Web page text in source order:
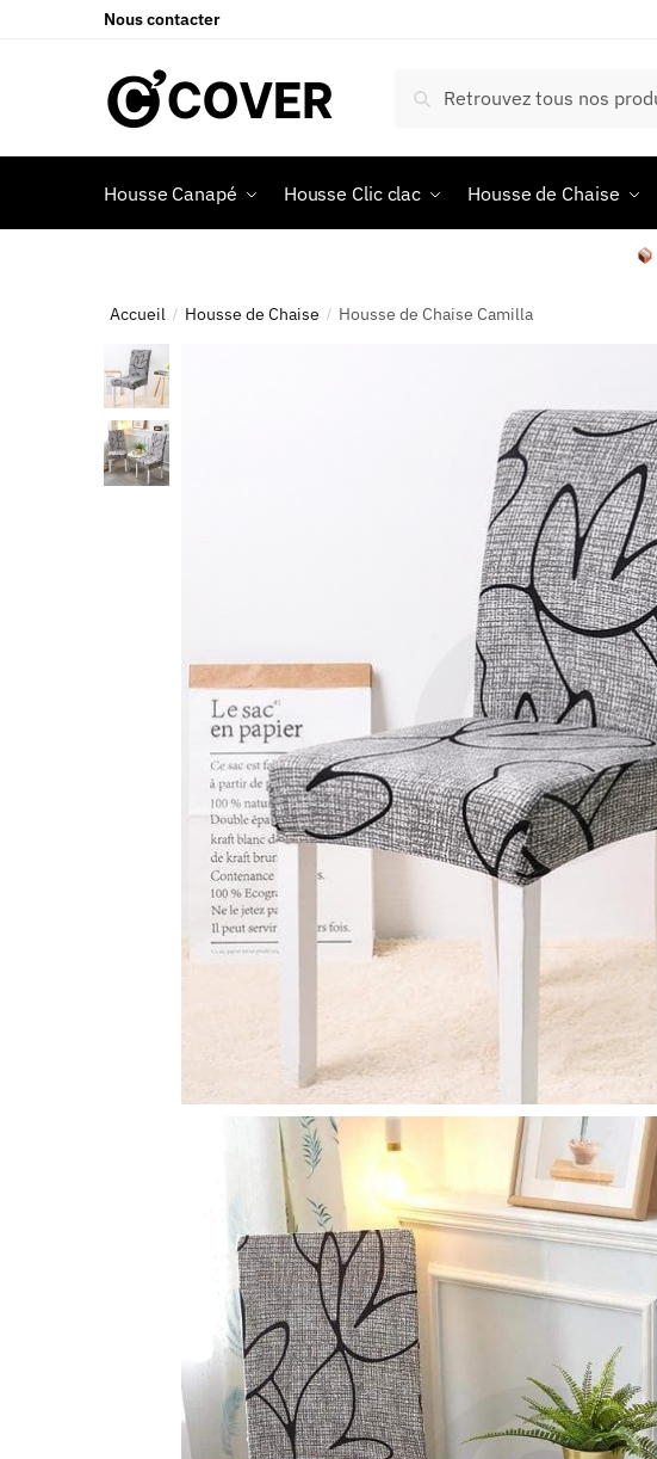
Nous contacter
Recherche
Housse Canapé Housse Clic clac Housse de Chaise
Accueil / Housse de Chaise / Housse de Chaise Camilla